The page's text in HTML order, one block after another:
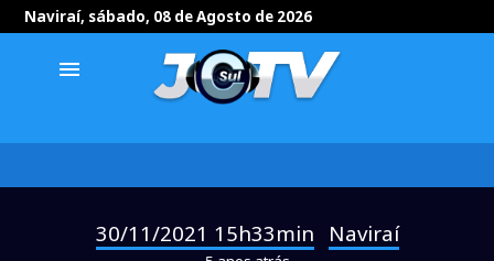
Naviraí, sábado, 08 de Agosto de 2026
menu
30/11/2021 15h33min Naviraí